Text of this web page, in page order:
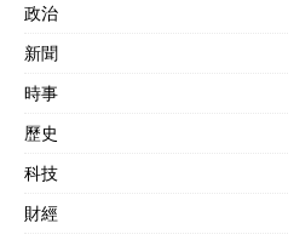
政治
新聞
時事
歷史
科技
財經